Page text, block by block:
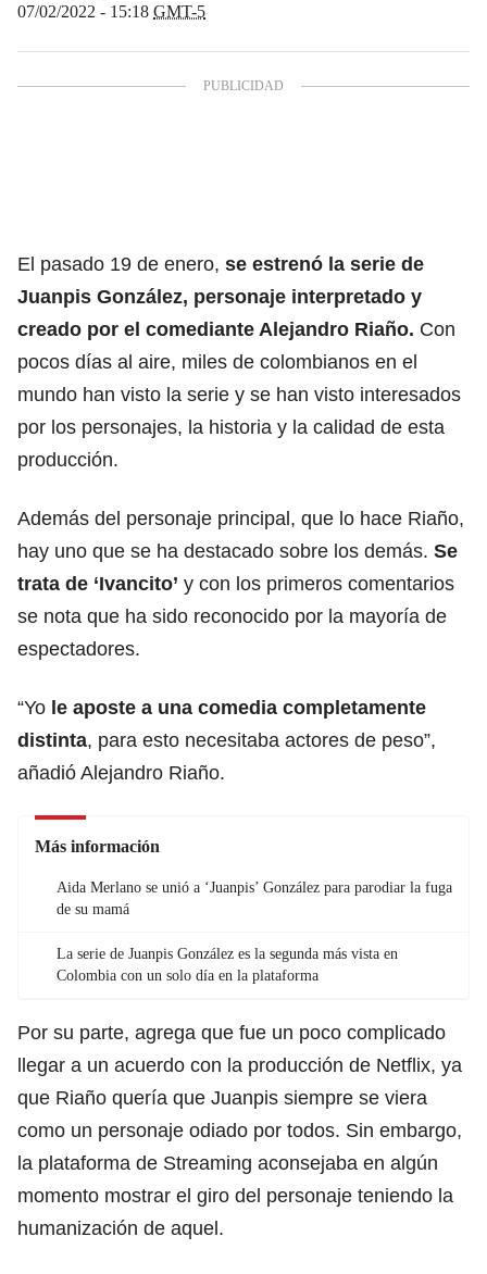
07/02/2022 - 15:18 GMT-5
El pasado 19 de enero, se estrenó la serie de
Juanpis González, personaje interpretado y
creado por el comediante Alejandro Riaño. Con
pocos días al aire, miles de colombianos en el
mundo han visto la serie y se han visto interesados
por los personajes, la historia y la calidad de esta
producción.
Además del personaje principal, que lo hace Riaño,
hay uno que se ha destacado sobre los demás. Se
trata de ‘Ivancito’ y con los primeros comentarios
se nota que ha sido reconocido por la mayoría de
espectadores.
“Yo le aposte a una comedia completamente
distinta, para esto necesitaba actores de peso”,
añadió Alejandro Riaño.
Más información
Aida Merlano se unió a ‘Juanpis’ González para parodiar la fuga
de su mamá
La serie de Juanpis González es la segunda más vista en
Colombia con un solo día en la plataforma
Por su parte, agrega que fue un poco complicado
llegar a un acuerdo con la producción de Netflix, ya
que Riaño quería que Juanpis siempre se viera
como un personaje odiado por todos. Sin embargo,
la plataforma de Streaming aconsejaba en algún
momento mostrar el giro del personaje teniendo la
humanización de aquel.